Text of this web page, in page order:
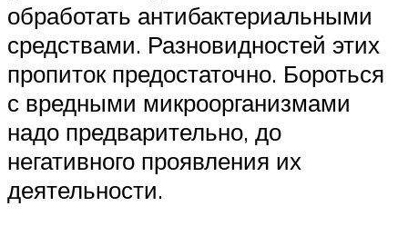
обработать антибактериальными
средствами. Разновидностей этих
пропиток предостаточно. Бороться
с вредными микроорганизмами
надо предварительно, до
негативного проявления их
деятельности.